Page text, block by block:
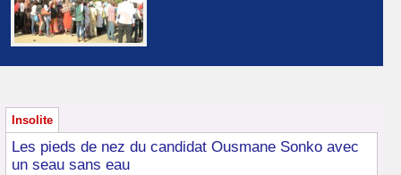
Insolite
Les pieds de nez du candidat Ousmane Sonko avec
un seau sans eau